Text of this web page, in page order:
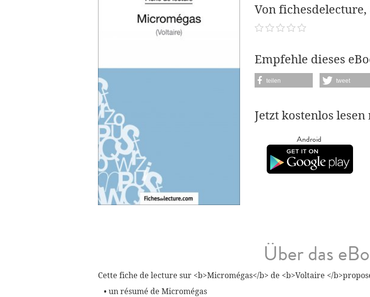
Von
Empfehle dieses
teilen tweet
Jetzt kostenlos
Android
Über das
Cette fiche de lecture sur <b>Micromégas</b> de <b>Voltaire </
• un résumé de Micromégas